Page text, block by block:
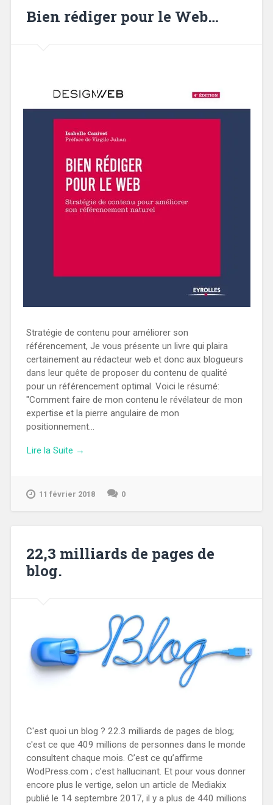
Bien rédiger pour le Web…
Stratégie de contenu pour améliorer son
référencement, Je vous présente un livre qui plaira
certainement au rédacteur web et donc aux blogueurs
dans leur quête de proposer du contenu de qualité
pour un référencement optimal. Voici le résumé:
"Comment faire de mon contenu le révélateur de mon
expertise et la pierre angulaire de mon
positionnement...
Lire la Suite →
11 février 2018 0
22,3 milliards de pages de
blog.
C'est quoi un blog ? 22.3 milliards de pages de blog;
c'est ce que 409 millions de personnes dans le monde
consultent chaque mois. C’est ce qu’affirme
WodPress.com ; c’est hallucinant. Et pour vous donner
encore plus le vertige, selon un article de Mediakix
publié le 14 septembre 2017, il y a plus de 440 millions